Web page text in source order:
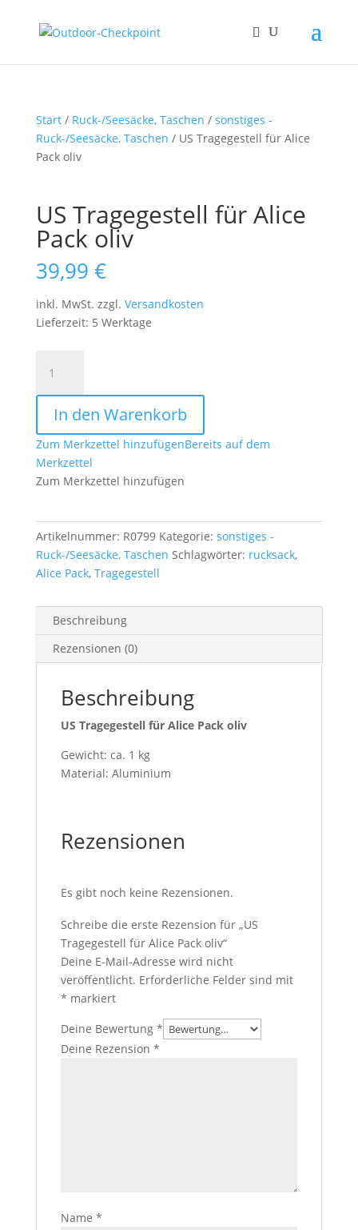
Start/ Ruck-/Seesäcke, Taschen / sonstiges -
Ruck-/Seesäcke, Taschen / US Tragegestell für Alice
Pack oliv
US Tragegestell für Alice
Pack oliv
39,99 €
inkl. MwSt. zzgl. Versandkosten
Lieferzeit: 5 Werktage
Tragegestell
für
Alice
Pack
oliv
Menge
In den Warenkorb
Zum Merkzettel hinzufügenBereits auf dem
Merkzettel
Zum Merkzettel hinzufügen
Artikelnummer: R0799 Kategorie: sonstiges -
Ruck-/Seesäcke, Taschen Schlagwörter: rucksack,
Alice Pack, Tragegestell
Beschreibung
Rezensionen (0)
Beschreibung
US Tragegestell für Alice Pack oliv
Gewicht: ca. 1 kg
Material: Aluminium
Rezensionen
Es gibt noch keine Rezensionen.
Schreibe die erste Rezension für „US
Tragegestell für Alice Pack oliv“
Deine E-Mail-Adresse wird nicht
veröffentlicht. Erforderliche Felder sind mit
* markiert
Deine Bewertung *
Deine Rezension *
Name *